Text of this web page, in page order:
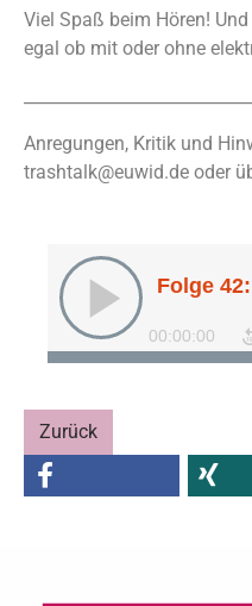
Viel Spaß beim Hören!
egal ob mit oder ohne
Anregungen, Kritik und
trashtalk@euwid.de oder
Zurück